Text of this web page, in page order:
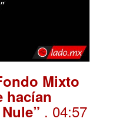
Mixto
hacían
. 04:57